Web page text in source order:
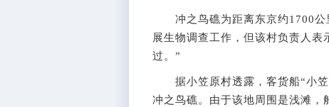
冲之鸟礁为距离东京约1700公
展生物调查工作，但该村负责人表
过。”
据小笠原村透露，客货船“小笠
冲之鸟礁。由于该地周围是浅滩，